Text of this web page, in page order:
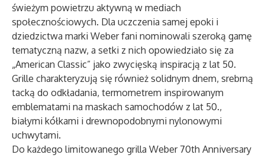
świeżym powietrzu aktywną w mediach
społecznościowych. Dla uczczenia samej epoki i
dziedzictwa marki Weber fani nominowali szeroką gamę
tematyczną nazw, a setki z nich opowiedziało się za
„American Classic” jako zwycięską inspiracją z lat 50.
Grille charakteryzują się również solidnym dnem, srebrną
tacką do odkładania, termometrem inspirowanym
emblematami na maskach samochodów z lat 50.,
białymi kółkami i drewnopodobnymi nylonowymi
uchwytami.
Do każdego limitowanego grilla Weber 70th Anniversary